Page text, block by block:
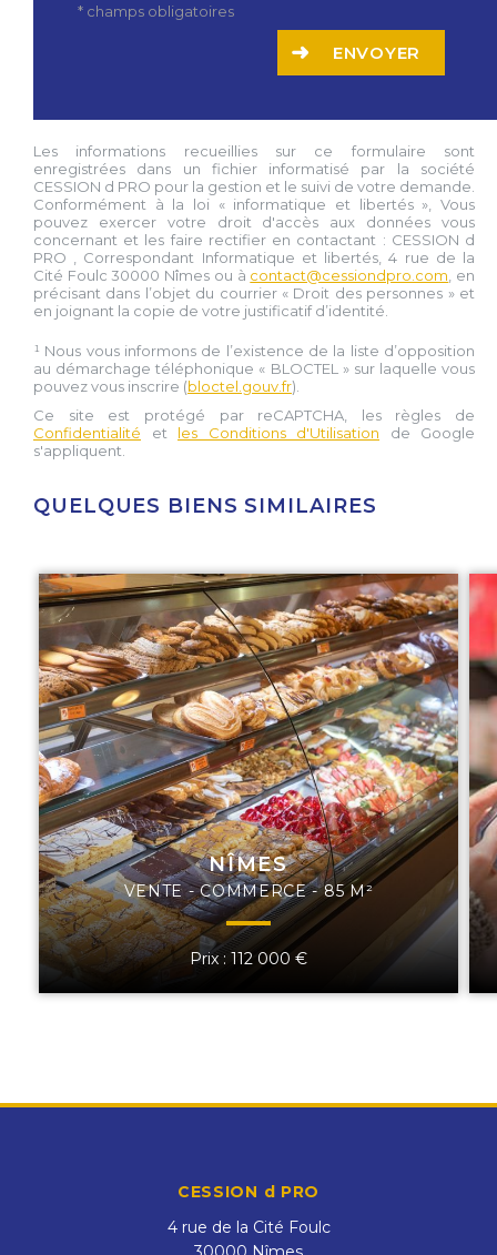
* champs obligatoires
ENVOYER
Les informations recueillies sur ce formulaire sont
enregistrées dans un fichier informatisé par la société
CESSION d PRO pour la gestion et le suivi de votre demande.
Conformément à la loi « informatique et libertés », Vous
pouvez exercer votre droit d'accès aux données vous
concernant et les faire rectifier en contactant : CESSION d
PRO
, Correspondant Informatique et libertés,4 rue de la
Cité Foulc 30000 Nîmes ou à contact@cessiondpro.com , en
précisant dans l’objet du courrier « Droit des personnes » et
en joignant la copie de votre justificatif d’identité.
¹ Nous vous informons de l’existence de la liste d’opposition
au démarchage téléphonique « BLOCTEL » sur laquelle vous
pouvez vous inscrire (bloctel.gouv.fr).
Ce site est protégé par reCAPTCHA, les règles de
Confidentialité et les Conditions d'Utilisation de Google
s'appliquent.
QUELQUES BIENS SIMILAIRES
NÎMES
VENTE - COMMERCE - 85 M²
Prix : 112 000 €
CESSION d PRO
4 rue de la Cité Foulc